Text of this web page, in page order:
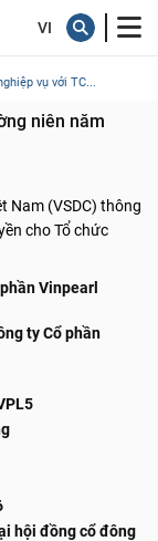
vụ với TC...
niên năm
Nam (VSDC) thông
cho Tổ chức
Vinpearl
ty Cổ phần
hội đồng cổ đông